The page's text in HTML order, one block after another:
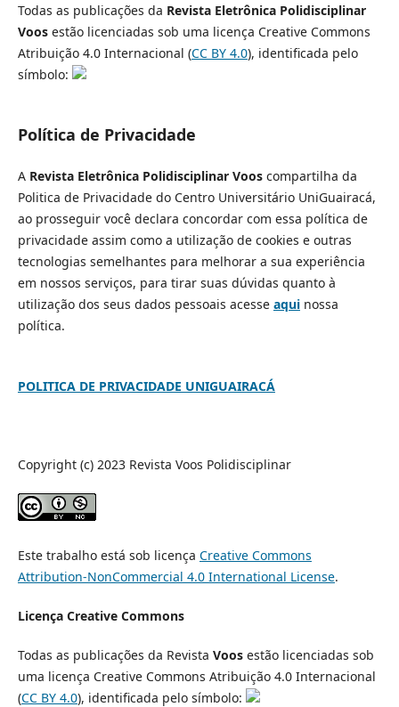
Todas as publicações da Revista Eletrônica Polidisciplinar
Voosestão licenciadas sob uma licença Creative Commons
Atribuição 4.0 Internacional (CC BY 4.0), identificada pelo
símbolo:
Política de Privacidade
ARevista Eletrônica Polidisciplinar Vooscompartilha da
Politica de Privacidade do Centro Universitário UniGuairacá,
ao prosseguir você declara concordar com essa política de
privacidade assim como a utilização de cookies e outras
tecnologias semelhantes para melhorar a sua experiência
em nossos serviços, para tirar suas dúvidas quanto à
utilização dos seus dados pessoais acesse aquinossa
política.
POLITICA DE PRIVACIDADE UNIGUAIRACÁ
Copyright (c) 2023 Revista Voos Polidisciplinar
Este trabalho está sob licença Creative Commons
Attribution-NonCommercial 4.0 International License.
Licença Creative Commons
Todas as publicações da Revista Voosestão licenciadas sob
uma licença Creative Commons Atribuição 4.0 Internacional
(CC BY 4.0), identificada pelo símbolo: